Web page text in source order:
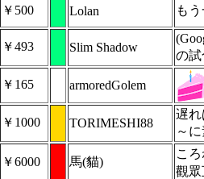
￥500 Lolan も
￥493 Slim Shadow
の
￥165 armoredGolem
￥1000 TORIMESHI88
遅
～
￥6000 馬(貓)
こ
觀